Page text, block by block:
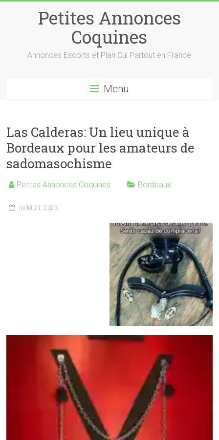
Petites Annonces
Coquines
Annonces Escorts et Plan Cul Partout en France
Menu
Las Calderas: Un lieu unique à
Bordeaux pour les amateurs de
sadomasochisme
Petites Annonces Coquines Bordeaux
juillet 21, 2023